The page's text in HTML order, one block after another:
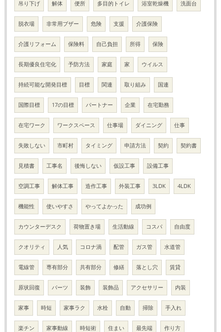
吊り下げ 解体 便所 多目的トイレ 浴室乾燥機 洗面台
脱衣場 非常用ブザー 危険 支援 介護保険
介護リフォーム 保険料 自己負担 所得 保険
長期優良住宅化 予防方法 家庭 家 ウイルス
持続可能な開発目標 目標 関連 取り組み 国連
国際目標 17の目標 パートナー 企業 在宅勤務
在宅ワーク ワークスペース 仕事場 ダイニング 仕事
失敗しない 市町村 タイミング 申請方法 契約 契約書
見積書 工事名 後悔しない 仮設工事 設備工事
空調工事 解体工事 造作工事 外装工事 3LDK 4LDK
機能性 使いやすさ やってよかった 成功例
カウンターデスク 荷物置き場 生活動線 コスパ 自由度
クオリティ 人気 コロナ渦 配管 ガス管 水道管
電線管 専有部分 共有部分 修繕 落とし穴 賃貸
原状回復 パーツ 装飾 装飾品 アクセサリー 内装
家事 時短 家事ラク 水栓 自動 掃除 手入れ
楽チン 家事動線 時短術 住まい 最先端 作り方